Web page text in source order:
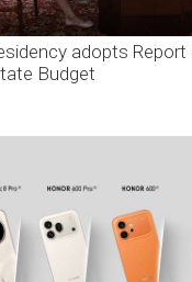
adopts
Budget